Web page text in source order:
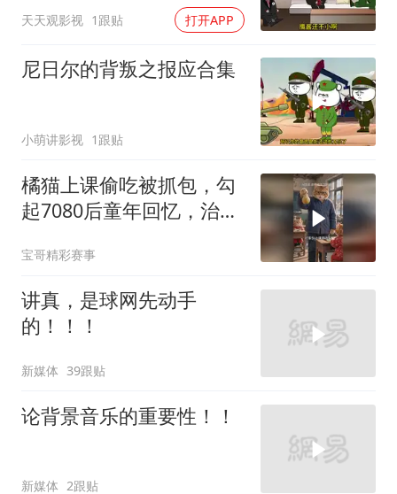
天天观影视 1跟贴 打开APP
尼日尔的背叛之报应合集
小萌讲影视 1跟贴
橘猫上课偷吃被抓包，勾
起7080后童年回忆，治愈
宝哥精彩赛事
讲真，是球网先动手
的！！！
新媒体 39跟贴
论背景音乐的重要性！！
新媒体 2跟贴